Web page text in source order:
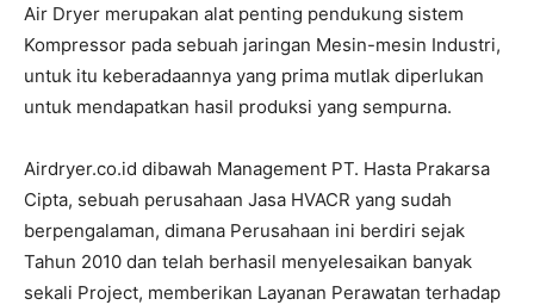
Air Dryer merupakan alat penting pendukung sistem
Kompressor pada sebuah jaringan Mesin-mesin Industri,
untuk itu keberadaannya yang prima mutlak diperlukan
untuk mendapatkan hasil produksi yang sempurna.
Airdryer.co.id dibawah Management PT. Hasta Prakarsa
Cipta, sebuah perusahaan Jasa HVACR yang sudah
berpengalaman, dimana Perusahaan ini berdiri sejak
Tahun 2010 dan telah berhasil menyelesaikan banyak
sekali Project, memberikan Layanan Perawatan terhadap